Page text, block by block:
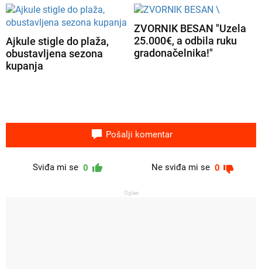
Ajkule stigle do plaža,
obustavljena sezona
kupanja
ZVORNIK BESAN "Uzela
25.000€, a odbila ruku
gradonačelnika!"
Pošalji komentar
Sviđa mi se 0 Ne sviđa mi se 0
Oglas